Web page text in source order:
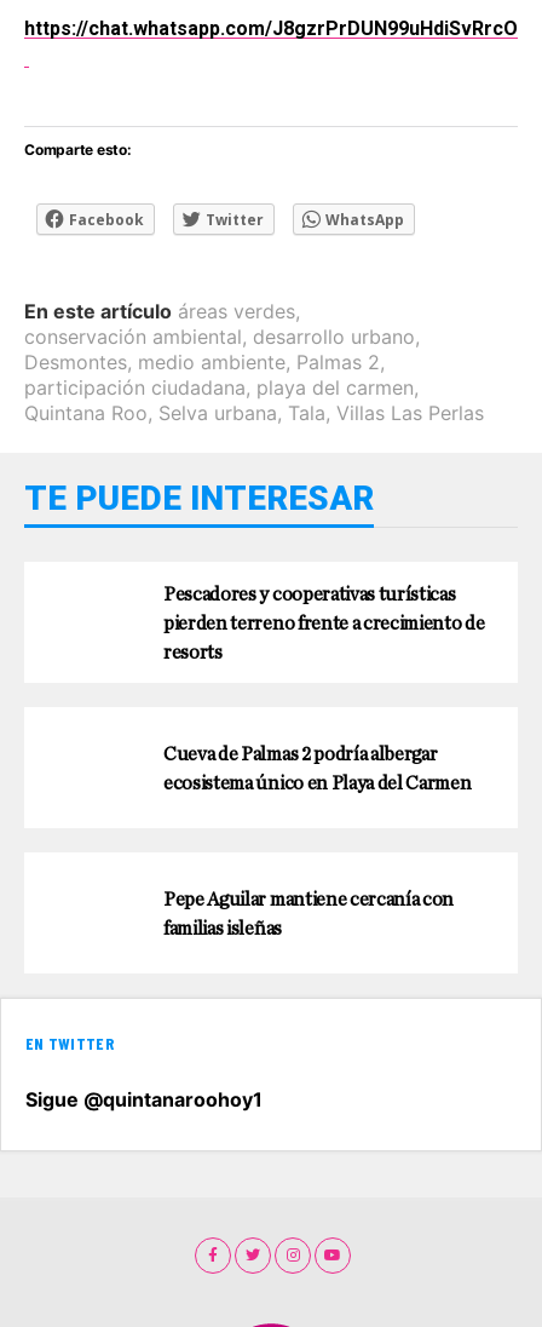
https://chat.whatsapp.com/J8gzrPrDUN99uHdiSvRrcO
Comparte esto:
Facebook Twitter WhatsApp
En este artículo áreas verdes,
conservación ambiental, desarrollo urbano,
Desmontes, medio ambiente, Palmas 2,
participación ciudadana, playa del carmen,
Quintana Roo, Selva urbana, Tala, Villas Las Perlas
TE PUEDE INTERESAR
Pescadores y cooperativas turísticas
pierden terreno frente a crecimiento de
resorts
Cueva de Palmas 2 podría albergar
ecosistema único en Playa del Carmen
Pepe Aguilar mantiene cercanía con
familias isleñas
EN TWITTER
Sigue @quintanaroohoy1